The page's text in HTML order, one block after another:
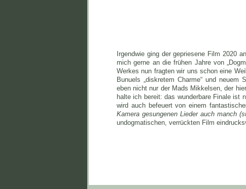
Irgendwie ging der gepriesene Film 2020
mich gerne an die frühen Jahre von
Werkes nun fragten wir uns schon eine
Bunuels „diskretem Charme“ und
eben nicht nur der Mads Mikkelsen, der
halte ich bereit: das wunderbare Finale ist
wird auch befeuert von einem
Kamera gesungenen Lieder auch manch
undogmatischen, verrückten Film